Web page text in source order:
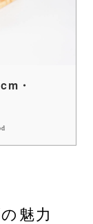
・
魅力